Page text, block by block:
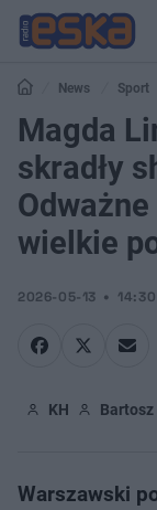
News Sport
salonach! Odważne
Magda
skradły
Odważne
wielkie
2026-05-13 14:30
KH Bartosz
Warszawski